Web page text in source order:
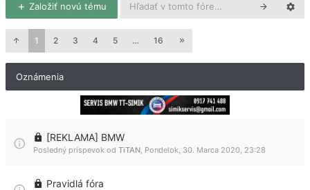
Založiť novú tému
1 2 3 4 5 … 16
Oznámenia
[REKLAMA] BMW
Posledný príspevok od TiTAN Pondelok, 30. Marca 2020, 23:28
Pravidlá fóra